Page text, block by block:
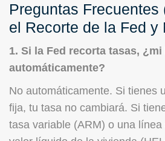
Preguntas Frecuentes
el Recorte de la Fed y
1. Si la Fed recorta tasas,
automáticamente?
No automáticamente. Si tienes
fija, tu tasa no cambiará. Si
tasa variable (ARM) o una línea